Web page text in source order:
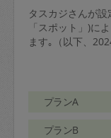
タスカジさんが
「スポット」)に
ます｡（以下、
プランA
プランB